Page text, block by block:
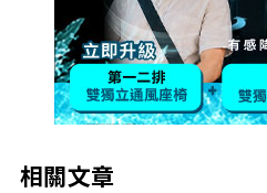
相關文章